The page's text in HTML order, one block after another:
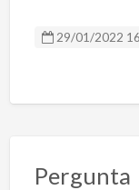
29/01/2022
Pergunta